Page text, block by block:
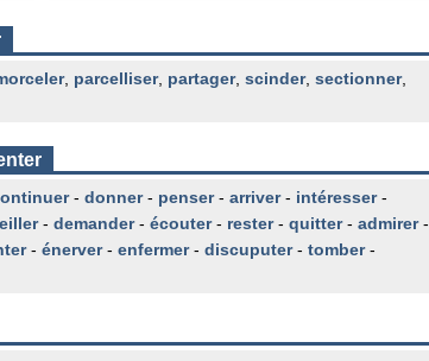
, parcelliser, partager, scinder, sectionner,
- donner- penser- arriver- intéresser-
- demander- écouter- rester- quitter- admirer-
- énerver- enfermer- discuputer- tomber-